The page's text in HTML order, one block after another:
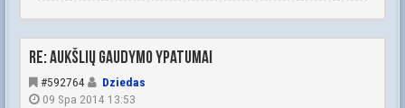
Re: Aukšlių gaudymo ypatumai
#592764
Dziedas
09 Spa 2014 13:53